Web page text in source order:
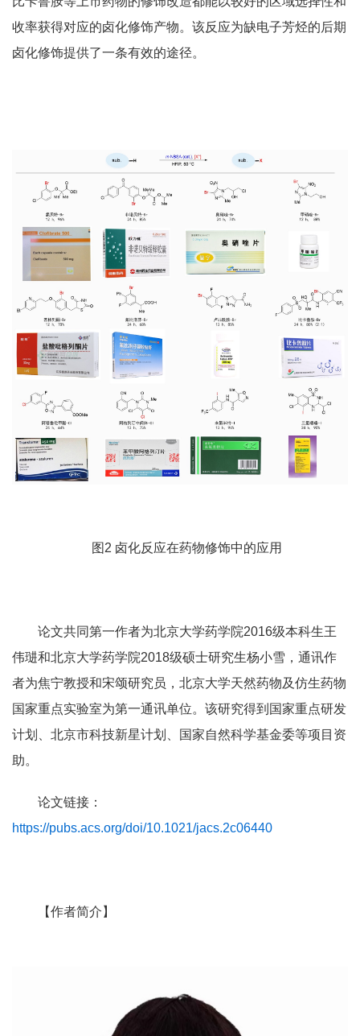
收率获得对应的卤化修饰产物。该反应为缺电子芳烃的后期
卤化修饰提供了一条有效的途径。
图 2 卤化反应在药物修饰中的应用
论文共同第一作者为北京大学药学院2016级本科生王
伟琎和北京大学药学院2018级硕士研究生杨小雪，通讯作
者为焦宁教授和宋颂研究员，北京大学天然药物及仿生药物
国家重点实验室为第一通讯单位。该研究得到国家重点研发
计划、北京市科技新星计划、国家自然科学基金委等项目资
助。
论文链接：
https://pubs.acs.org/doi/10.1021/jacs.2c06440
【作者简介】